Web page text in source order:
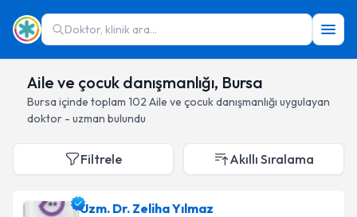
Doktor, klinik ara...
Aile ve çocuk danışmanlığı, Bursa
Bursa içinde toplam 102 Aile ve çocuk danışmanlığı uygulayan
doktor - uzman bulundu
Filtrele Akıllı Sıralama
Uzm. Dr. Zeliha Yılmaz